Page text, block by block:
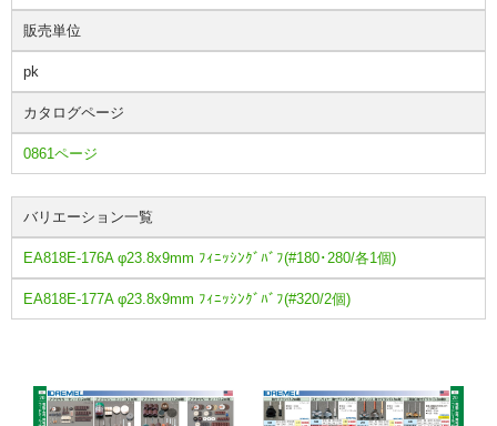
販売単位
pk
カタログページ
0861ページ
バリエーション一覧
EA818E-176A φ23.8x9mm ﾌｨﾆｯｼﾝｸﾞﾊﾞﾌ(#180･280/各1個)
EA818E-177A φ23.8x9mm ﾌｨﾆｯｼﾝｸﾞﾊﾞﾌ(#320/2個)